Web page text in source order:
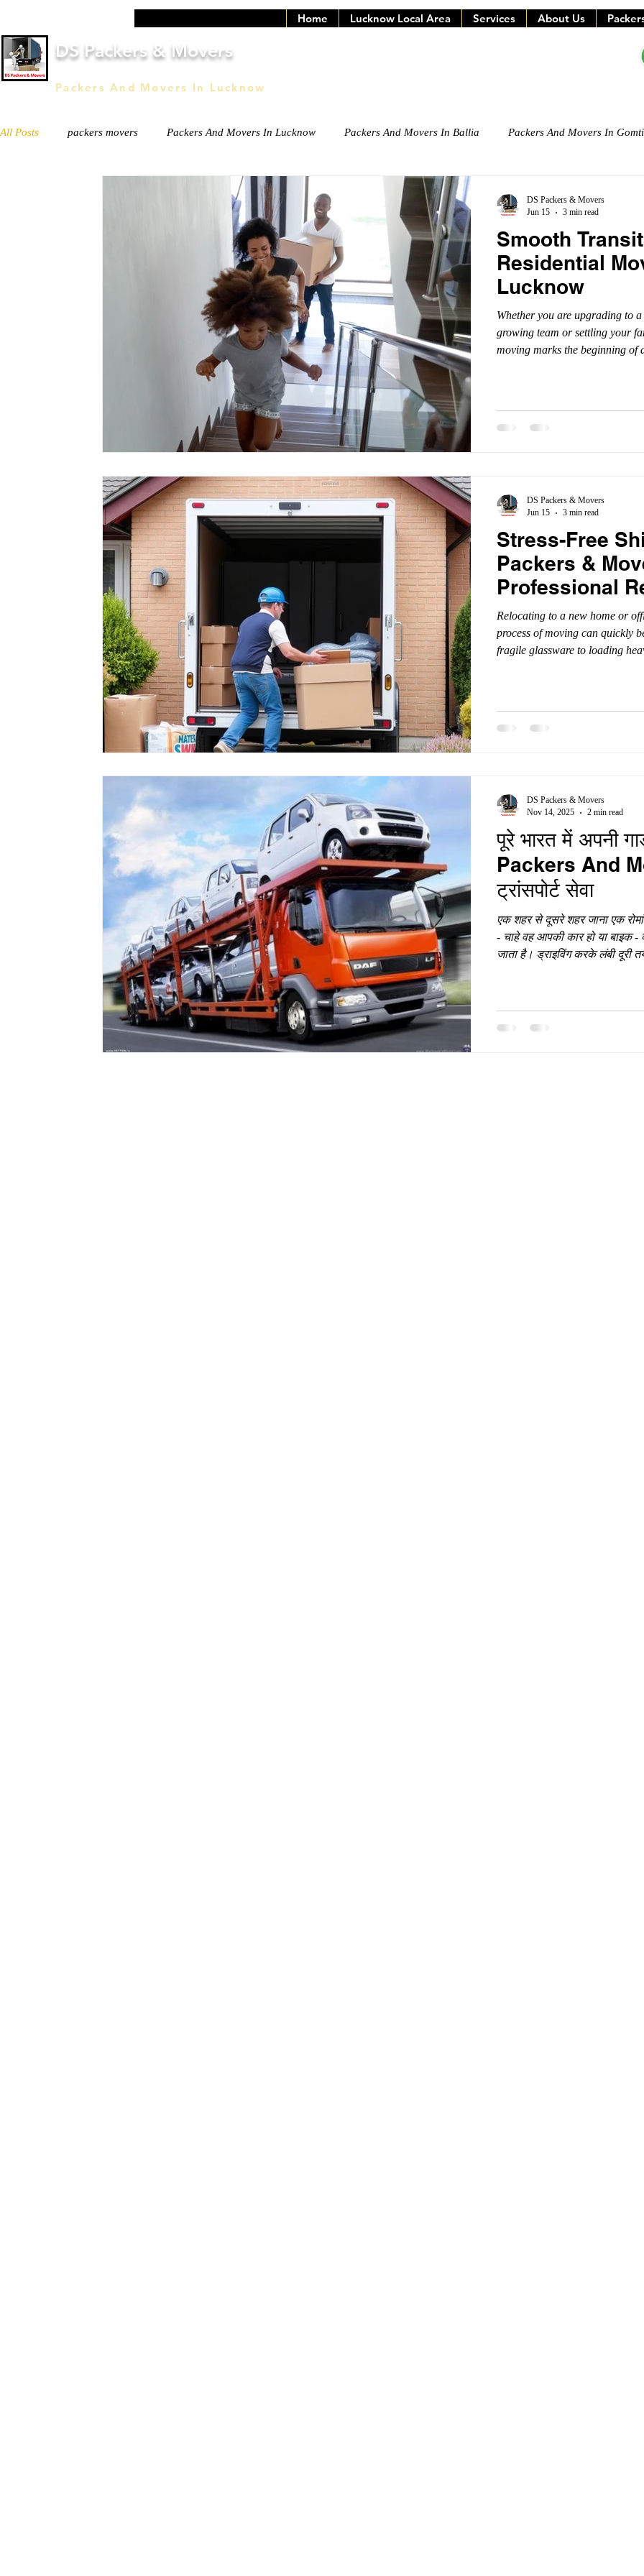
Home Lucknow Local Area Services About Us
DS Packers & Movers
Packers And Movers In Lucknow
All Posts packers movers Packers And Movers In Lucknow Packers And Movers In Ballia Packers And Movers In
Smooth
Residential
Lucknow
Whether you are upgrading to
growing team or settling your
moving marks the beginning of
DS Packers & Movers
Jun 15
3 min read
Stress-Free
Packers &
Professional
Lucknow
Relocating to a new home or
process of moving can quickly
fragile glassware to loading
DS Packers & Movers
Jun 15
3 min read
पूरे भारत में अपनी
Packers And
ट्रांसपोर्ट सेवा
एक शहर से दूसरे शहर जाना एक
- चाहे वह आपकी कार हो या बाइक
जाता है। ड्राइविंग करके लंबी दूरी
हैं। क्यों चुनें DS Packe
DS Packers & Movers
Nov 14, 2025
2 min read